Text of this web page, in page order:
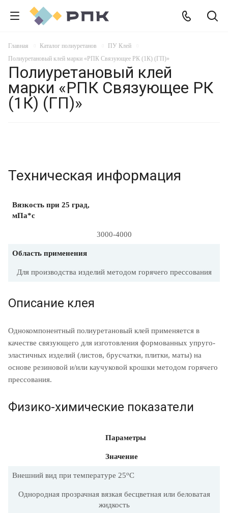
Главная Каталог полиуретанов
ПУ Клей
Полиуретановый клей марки «РПК Связующее РК (1К) (ГП)»
Полиуретановый клей
марки «РПК Связующее РК
(1К) (ГП)»
Техническая информация
Вязкость при 25 град,
мПа*с
3000-4000
Область применения
Для производства изделий методом горячего прессования
Описание клея
Однокомпонентный полиуретановый клей применяется в
качестве связующего для изготовления формованных упруго-
эластичных изделий (листов, брусчатки, плитки, маты) на
основе резиновой и/или каучуковой крошки методом горячего
прессования.
Физико-химические показатели
Параметры
Значение
Внешний вид при температуре 25оС
Однородная прозрачная вязкая бесцветная или беловатая
жидкость